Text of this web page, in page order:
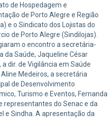
de Hospedagem e
de Porto Alegre e Região
e o Sindicato dos Lojistas do
de Porto Alegre (Sindilojas).
o encontro a secretária-
da Saúde, Jaqueline César
a dir. de Vigilância em Saúde
Aline Medeiros, a secretária
de Desenvolvimento
Turismo e Eventos, Fernanda
representantes do Senac e da
e Sindha. A apresentação da